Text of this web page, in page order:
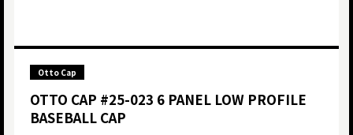
Otto Cap
OTTO CAP #25-023 6 PANEL LOW PROFILE
BASEBALL CAP